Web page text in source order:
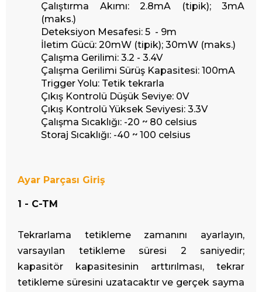
Çalıştırma Akımı: 2.8mA (tipik); 3mA
(maks.)
Deteksiyon Mesafesi: 5 - 9m
İletim Gücü: 20mW (tipik); 30mW (maks.)
Çalışma Gerilimi: 3.2 - 3.4V
Çalışma Gerilimi Sürüş Kapasitesi: 100mA
Trigger Yolu: Tetik tekrarla
Çıkış Kontrolü Düşük Seviye: 0V
Çıkış Kontrolü Yüksek Seviyesi: 3.3V
Çalışma Sıcaklığı: -20 ~ 80 celsius
Storaj Sıcaklığı: -40 ~ 100 celsius
Ayar Parçası Giriş
1 - C-TM
Tekrarlama tetikleme zamanını ayarlayın,
varsayılan tetikleme süresi 2 saniyedir;
kapasitör kapasitesinin arttırılması, tekrar
tetikleme süresini uzatacaktır ve gerçek sayma